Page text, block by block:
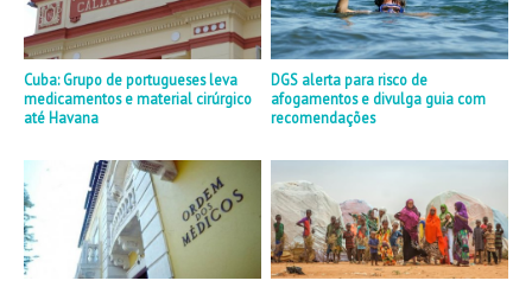
Cuba: Grupo de portugueses leva
medicamentos e material cirúrgico
até Havana
DGS alerta para risco de
afogamentos e divulga guia com
recomendações